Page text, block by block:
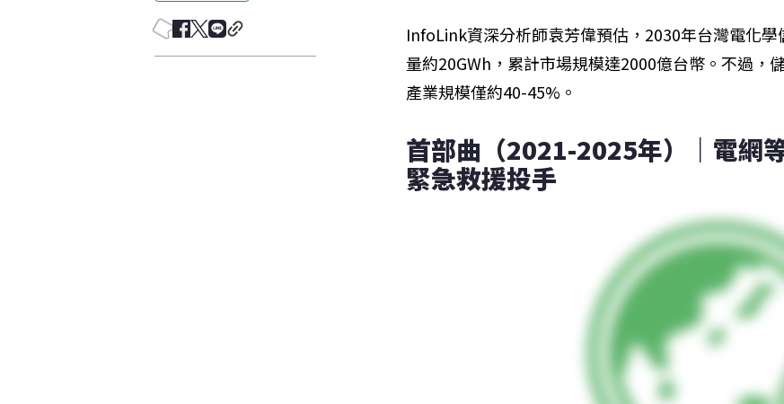
InfoLink資深分析師袁芳偉預估，2030年台灣電化
量約20GWh，累計市場規模達2000億台幣。不過，
產業規模僅約40-45%。
首部曲（2021-2025年）｜電網
緊急救援投手